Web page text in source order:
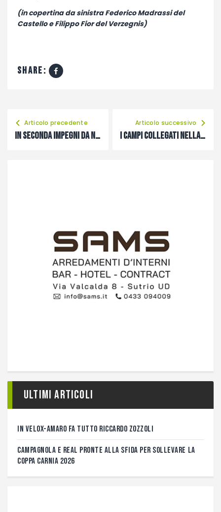
(in copertina da sinistra Federico Madrassi del
Castello e Filippo Fior del Verzegnis)
share:
Articolo precedente
In Seconda impegni da non sottovalutare per le prime tre
Articolo successivo
I campi collegati nella quattordicesima puntata di “A tutto Carnico”
Ultimi articoli
IN VELOX-AMARO FA TUTTO RICCARDO ZOZZOLI
CAMPAGNOLA E REAL PRONTE ALLA SFIDA PER SOLLEVARE LA
COPPA CARNIA 2026